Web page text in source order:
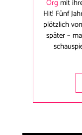
Org mit
Hit! Fünf
plötzlich
später –